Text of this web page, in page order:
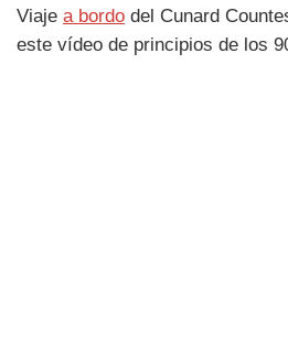
Viaje a bordo del Cunard
este vídeo de principios de los